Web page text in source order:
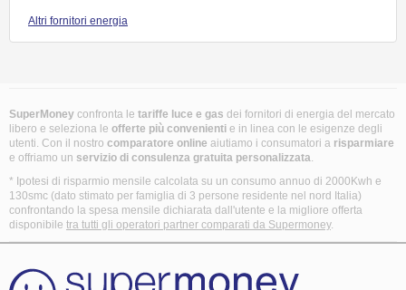
Altri fornitori energia
SuperMoney confronta le tariffe luce e gas dei fornitori di energia del mercato
libero e seleziona le offerte più convenienti e in linea con le esigenze degli
utenti. Con il nostro comparatore online aiutiamo i consumatori a risparmiare
e offriamo un servizio di consulenza gratuita personalizzata.
* Ipotesi di risparmio mensile calcolata su un consumo annuo di 2000Kwh e
130smc (dato stimato per famiglia di 3 persone residente nel nord Italia)
confrontando la spesa mensile dichiarata dall'utente e la migliore offerta
disponibile tra tutti gli operatori partner comparati da Supermoney.